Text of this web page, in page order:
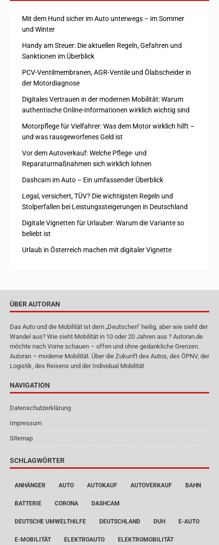
Mit dem Hund sicher im Auto unterwegs – im Sommer
und Winter
Handy am Steuer: Die aktuellen Regeln, Gefahren und
Sanktionen im Überblick
PCV-Ventilmembranen, AGR-Ventile und Ölabscheider in
der Motordiagnose
Digitales Vertrauen in der modernen Mobilität: Warum
authentische Online-Informationen wirklich wichtig sind
Motorpflege für Vielfahrer: Was dem Motor wirklich hilft –
und was rausgeworfenes Geld ist
Vor dem Autoverkauf: Welche Pflege- und
Reparaturmaßnahmen sich wirklich lohnen
Dashcam im Auto – Ein umfassender Überblick
Legal, versichert, TÜV? Die wichtigsten Regeln und
Stolperfallen bei Leistungssteigerungen in Deutschland
Digitale Vignetten für Urlauber: Warum die Variante so
beliebt ist
Urlaub in Österreich machen mit digitaler Vignette
ÜBER AUTORAN
Das Auto und die Mobilität ist dem „Deutschen“ heilig, aber wie sieht der
Wandel aus? Wie sieht Mobilität in 10 oder 20 Jahren aus ? Autoran.de
möchte nach Vorne schauen – offen und ohne gedankliche Grenzen.
Autoran – moderne Mobilität. Über die Zukunft des Autos, des ÖPNV, der
Logistik, des Reisens und der Individual Mobilität
NAVIGATION
Datenschutzerklärung
Impressum
Sitemap
SCHLAGWÖRTER
ANHÄNGER AUTO AUTOKAUF AUTOVERKAUF BAHN
BATTERIE CORONA DASHCAM
DEUTSCHE UMWELTHILFE DEUTSCHLAND DUH E-AUTO
E-MOBILITÄT ELEKTROAUTO ELEKTROMOBILITÄT